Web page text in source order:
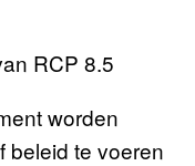
RCP 8.5
worden
beleid te voeren